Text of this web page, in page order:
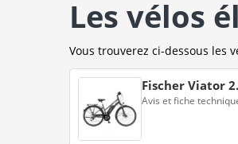
Les vélos
Vous trouverez ci-dessous les
Fischer Viator
Avis et fiche